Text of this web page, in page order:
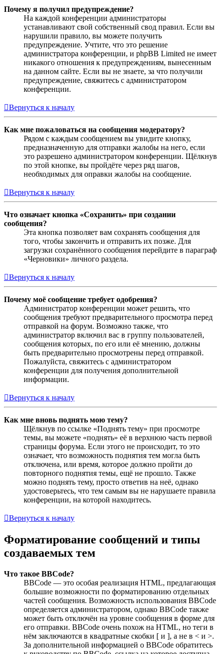
Почему я получил предупреждение?
На каждой конференции администраторы
устанавливают свой собственный свод правил. Если вы
нарушили правило, вы можете получить
предупреждение. Учтите, что это решение
администратора конференции, и phpBB Limited не имеет
никакого отношения к предупреждениям, вынесенным
на данном сайте. Если вы не знаете, за что получили
предупреждение, свяжитесь с администратором
конференции.
Вернуться к началу
Как мне пожаловаться на сообщения модератору?
Рядом с каждым сообщением вы увидите кнопку,
предназначенную для отправки жалобы на него, если
это разрешено администратором конференции. Щёлкнув
по этой кнопке, вы пройдёте через ряд шагов,
необходимых для оправки жалобы на сообщение.
Вернуться к началу
Что означает кнопка «Сохранить» при создании
сообщения?
Эта кнопка позволяет вам сохранять сообщения для
того, чтобы закончить и отправить их позже. Для
загрузки сохранённого сообщения перейдите в параграф
«Черновики» личного раздела.
Вернуться к началу
Почему моё сообщение требует одобрения?
Администратор конференции может решить, что
сообщения требуют предварительного просмотра перед
отправкой на форум. Возможно также, что
администратор включил вас в группу пользователей,
сообщения которых, по его или её мнению, должны
быть предварительно просмотрены перед отправкой.
Пожалуйста, свяжитесь с администратором
конференции для получения дополнительной
информации.
Вернуться к началу
Как мне вновь поднять мою тему?
Щёлкнув по ссылке «Поднять тему» при просмотре
темы, вы можете «поднять» её в верхнюю часть первой
страницы форума. Если этого не происходит, то это
означает, что возможность поднятия тем могла быть
отключена, или время, которое должно пройти до
повторного поднятия темы, ещё не прошло. Также
можно поднять тему, просто ответив на неё, однако
удостоверьтесь, что тем самым вы не нарушаете правила
конференции, на которой находитесь.
Вернуться к началу
Форматирование сообщений и типы
создаваемых тем
Что такое BBCode?
BBCode — это особая реализация HTML, предлагающая
большие возможности по форматированию отдельных
частей сообщения. Возможность использования BBCode
определяется администратором, однако BBCode также
может быть отключён на уровне сообщения в форме для
его отправки. BBCode очень похож на HTML, но теги в
нём заключаются в квадратные скобки [ и ], а не в < и >.
За дополнительной информацией о BBCode обратитесь